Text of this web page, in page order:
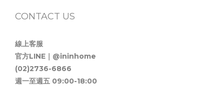
CONTACT US
線上客服
官方LINE｜@ininhome
(02)2736-6866
週一至週五 09:00-18:00